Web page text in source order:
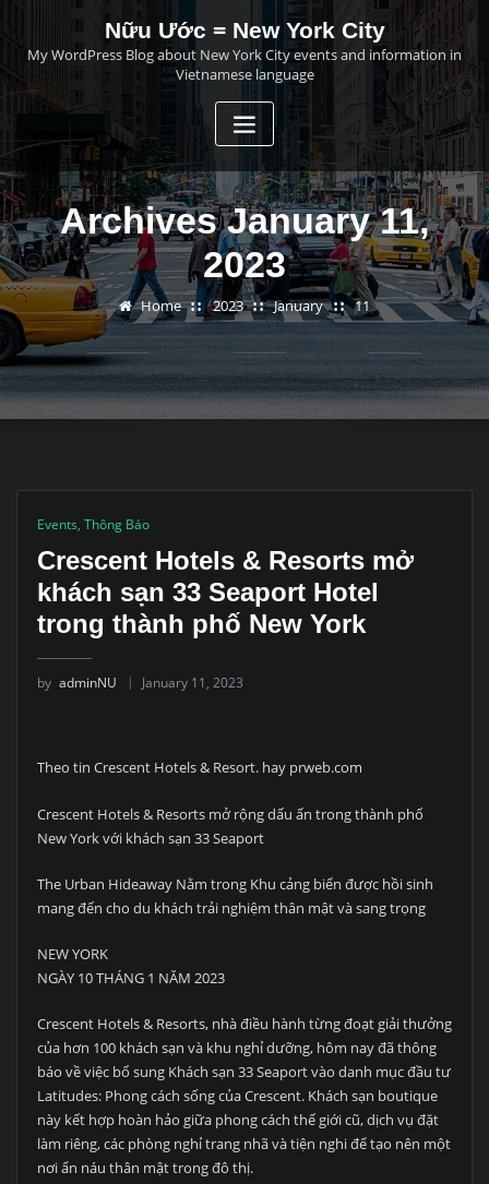
to
content
Nữu Ước = New York City
My WordPress Blog about New York City events and information in
Vietnamese language
Archives January 11,
2023
Home 2023 January 11
Events, Thông Báo
Crescent Hotels & Resorts mở
khách sạn 33 Seaport Hotel
trong thành phố New York
by adminNU January 11, 2023
Theo tin Crescent Hotels & Resort. hay prweb.com
Crescent Hotels & Resorts mở rộng dấu ấn trong thành phố
New York với khách sạn 33 Seaport
The Urban Hideaway Nằm trong Khu cảng biển được hồi sinh
mang đến cho du khách trải nghiệm thân mật và sang trọng
NEW YORK
NGÀY 10 THÁNG 1 NĂM 2023
Crescent Hotels & Resorts, nhà điều hành từng đoạt giải thưởng
của hơn 100 khách sạn và khu nghỉ dưỡng, hôm nay đã thông
báo về việc bổ sung Khách sạn 33 Seaport vào danh mục đầu tư
Latitudes: Phong cách sống của Crescent. Khách sạn boutique
này kết hợp hoàn hảo giữa phong cách thế giới cũ, dịch vụ đặt
làm riêng, các phòng nghỉ trang nhã và tiện nghi để tạo nên một
nơi ẩn náu thân mật trong đô thị.